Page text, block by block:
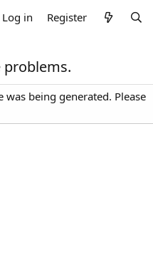
Log in Register
problems.
being generated. Please